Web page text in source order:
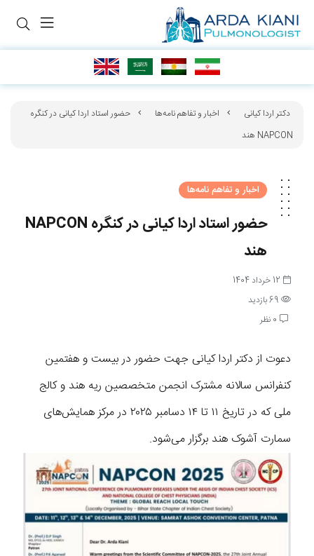
دکتر اردا کیانی اخبار و تفاهم نامه‌ها
حضور استاد اردا کیانی در کنگره
NAPCON هند
اخبار و تفاهم نامه‌ها
حضور استاد اردا کیانی در کنگره NAPCON
هند
12 خرداد 1404
69 بازدید
0 نظر
دعوت از دکتر اردا کیانی جهت حضور در بیست و هفتمین
کنفرانس سالانه مشترک انجمن متخصصین ریه هند و کالج
ملی که در تاریخ ۱۱ تا ۱۴ دسامبر ۲۰۲۵ در مرکز همایش‌های
سمارت آشوک هند برگزار می‌شود.